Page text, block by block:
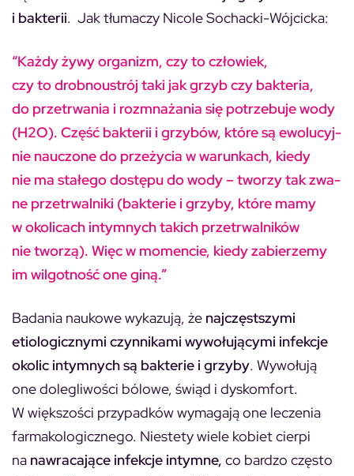
i bakterii. Jak tłumaczy Nicole Sochacki-Wójcicka:
“Każ­dy żywy or­ga­nizm, czy to czło­wiek,
czy to drob­no­ustrój taki jak grzyb czy bak­te­ria,
do prze­trwa­nia i roz­mna­ża­nia się po­trze­bu­je wody
(H2O). Część bak­te­rii i grzy­bów, któ­re są ewo­lu­cyj­
nie na­uczo­ne do prze­ży­cia w wa­run­kach, kie­dy
nie ma sta­łe­go do­stę­pu do wody – two­rzy tak zwa­
ne prze­trwal­ni­ki (bak­te­rie i grzy­by, któ­re mamy
w oko­li­cach in­tym­nych ta­kich prze­trwal­ni­ków
nie two­rzą). Więc w mo­men­cie, kie­dy za­bie­rze­my
im wil­got­ność one giną.”
Badania naukowe wykazują, że najczęstszymi
etiologicznymi czynnikami wywołującymi infekcje
okolic intymnych są bakterie i grzyby. Wywołują
one dolegliwości bólowe, świąd i dyskomfort.
W większości przypadków wymagają one leczenia
farmakologicznego. Niestety wiele kobiet cierpi
na nawracające infekcje intymne, co bardzo często